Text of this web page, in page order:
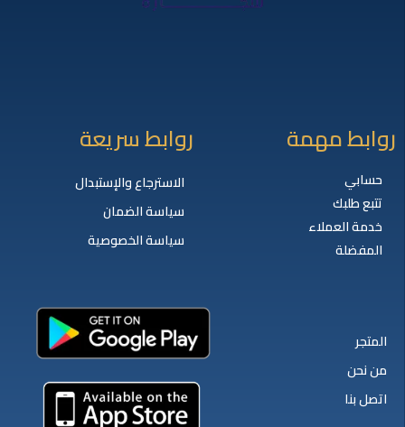
روابط مهمة
حسابي
تتبع طلبك
خدمة العملاء
المفضلة
روابط سريعة
الاسترجاع والإستبدال
سياسة الضمان
سياسة الخصوصية
المتجر
من نحن
اتصل بنا